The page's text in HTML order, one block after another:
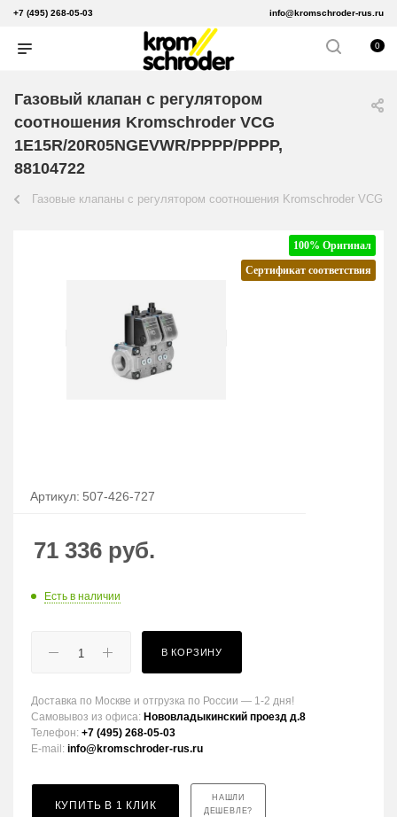
+7 (495) 268-05-03 info@kromschroder-rus.ru
0
Газовый клапан с регулятором
соотношения Kromschroder VCG
1E15R/20R05NGEVWR/PPPP/PPPP,
88104722
Газовые клапаны с регулятором соотношения Kromschroder VCG
100% Оригинал
Сертификат соответствия
Артикул: 507-426-727
71 336 руб.
Есть в наличии
В КОРЗИНУ
Доставка по Москве и отгрузка по России — 1-2 дня!
Самовывоз из офиса: Нововладыкинский проезд д.8
Телефон: +7 (495) 268-05-03
E-mail: info@kromschroder-rus.ru
КУПИТЬ В 1 КЛИК
НАШЛИ
ДЕШЕВЛЕ?